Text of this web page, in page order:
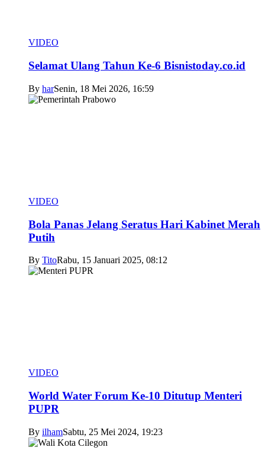
VIDEO
Selamat Ulang Tahun Ke-6 Bisnistoday.co.id
By harSenin, 18 Mei 2026, 16:59
VIDEO
Bola Panas Jelang Seratus Hari Kabinet Merah
Putih
By TitoRabu, 15 Januari 2025, 08:12
VIDEO
World Water Forum Ke-10 Ditutup Menteri
PUPR
By ilhamSabtu, 25 Mei 2024, 19:23